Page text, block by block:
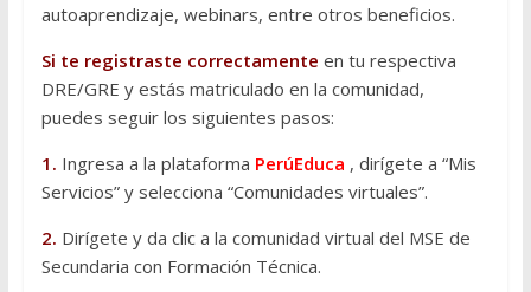
autoaprendizaje, webinars, entre otros beneficios.
Si te registraste correctamente en tu respectiva
DRE/GRE y estás matriculado en la comunidad,
puedes seguir los siguientes pasos:
1. Ingresa a la plataforma PerúEduca , dirígete a “Mis
Servicios” y selecciona “Comunidades virtuales”.
2. Dirígete y da clic a la comunidad virtual del MSE de
Secundaria con Formación Técnica.